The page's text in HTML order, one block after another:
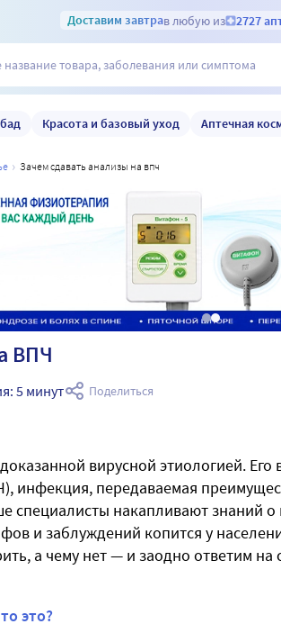
Доставим завтрав любую из 2727
Красота и базовый уход Аптечная
зачем сдавать анализы на впч
ВПЧ
5 минут Поделиться
вирусной этиологией. Его
инфекция, передаваемая
специалисты накапливают знаний
и заблуждений копится у
а чему нет — и заодно ответим на
это?